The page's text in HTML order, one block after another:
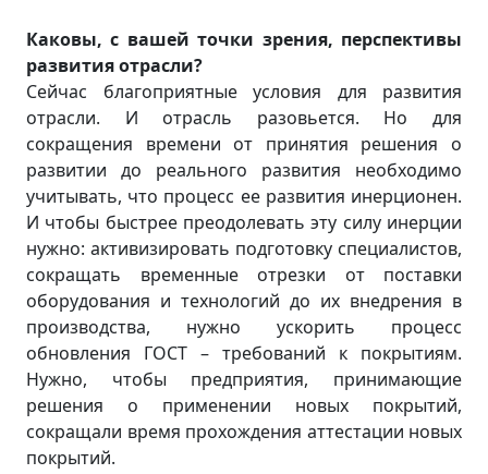
Каковы, с вашей точки зрения, перспективы
развития отрасли?
Сейчас благоприятные условия для развития
отрасли. И отрасль разовьется. Но для
сокращения времени от принятия решения о
развитии до реального развития необходимо
учитывать, что процесс ее развития инерционен.
И чтобы быстрее преодолевать эту силу инерции
нужно: активизировать подготовку специалистов,
сокращать временные отрезки от поставки
оборудования и технологий до их внедрения в
производства, нужно ускорить процесс
обновления ГОСТ – требований к покрытиям.
Нужно, чтобы предприятия, принимающие
решения о применении новых покрытий,
сокращали время прохождения аттестации новых
покрытий.